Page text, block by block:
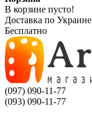
В корзине пусто!
Доставка по Украине
Бесплатно
(097) 090-11-77
(093) 090-11-77